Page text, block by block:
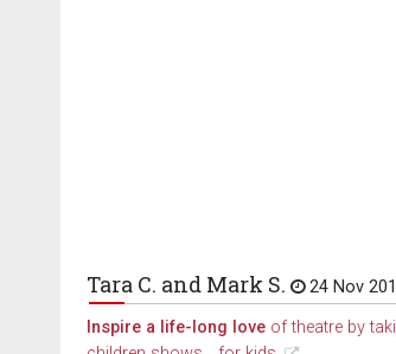
Tara C. and Mark S. 24 Nov
Inspire a life-long love of theatre by